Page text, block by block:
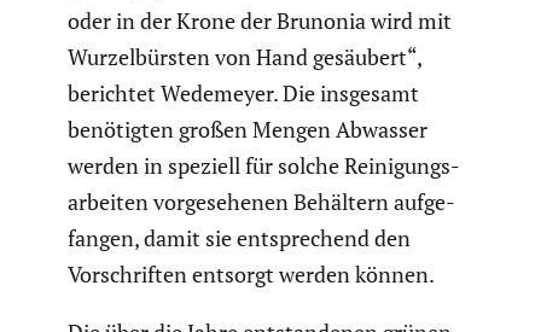
oder in der Krone der Brunonia wird mit
Wurzel­bürsten von Hand gesäubert“,
berichtet Wedemeyer. Die insgesamt
benötigten großen Mengen Abwasser
werden in speziell für solche Reini­gungs­
ar­beiten vorge­se­henen Behältern aufge­
fangen, damit sie entspre­chend den
Vorschriften entsorgt werden können.